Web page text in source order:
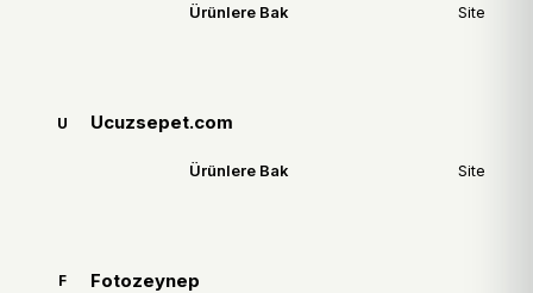
Ürünlere Bak Site
U Ucuzsepet.com
Ürünlere Bak Site
F Fotozeynep